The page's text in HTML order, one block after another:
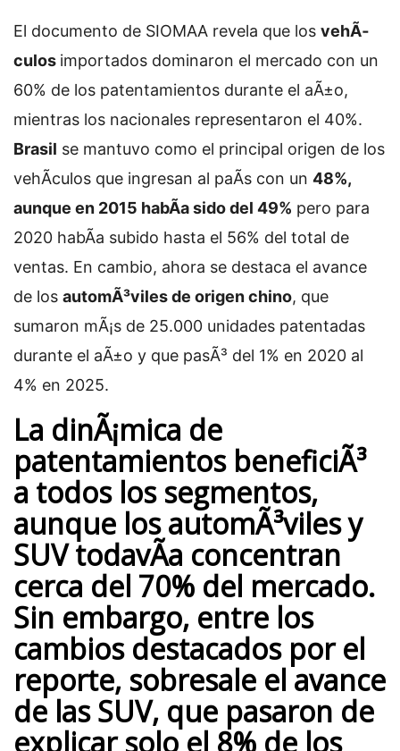
El documento de SIOMAA revela que los vehÃ­
culos importados dominaron el mercado con un
60% de los patentamientos durante el aÃ±o,
mientras los nacionales representaron el 40%.
Brasil se mantuvo como el principal origen de los
vehÃ­culos que ingresan al paÃ­s con un 48%,
aunque en 2015 habÃ­a sido del 49% pero para
2020 habÃ­a subido hasta el 56% del total de
ventas. En cambio, ahora se destaca el avance
de los automÃ³viles de origen chino, que
sumaron mÃ¡s de 25.000 unidades patentadas
durante el aÃ±o y que pasÃ³ del 1% en 2020 al
4% en 2025.
La dinÃ¡mica de
patentamientos beneficiÃ³
a todos los segmentos,
aunque losautomÃ³vilesy
SUV todavÃ­a concentran
cerca del 70% del mercado.
Sin embargo, entre los
cambios destacados por el
reporte, sobresale el avance
de las SUV, que pasaron de
explicar solo el 8% de los